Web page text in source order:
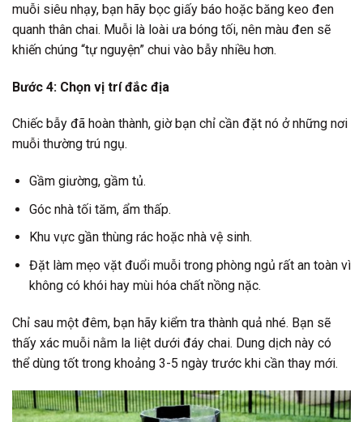
muỗi siêu nhạy, bạn hãy bọc giấy báo hoặc băng keo đen
quanh thân chai. Muỗi là loài ưa bóng tối, nên màu đen sẽ
khiến chúng “tự nguyện” chui vào bẫy nhiều hơn.
Bước 4: Chọn vị trí đắc địa
Chiếc bẫy đã hoàn thành, giờ bạn chỉ cần đặt nó ở những nơi
muỗi thường trú ngụ.
Gầm giường, gầm tủ.
Góc nhà tối tăm, ẩm thấp.
Khu vực gần thùng rác hoặc nhà vệ sinh.
Đặt làm mẹo vặt đuổi muỗi trong phòng ngủ rất an toàn vì
không có khói hay mùi hóa chất nồng nặc.
Chỉ sau một đêm, bạn hãy kiểm tra thành quả nhé. Bạn sẽ
thấy xác muỗi nằm la liệt dưới đáy chai. Dung dịch này có
thể dùng tốt trong khoảng 3-5 ngày trước khi cần thay mới.